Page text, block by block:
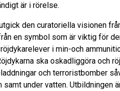
är i rörelse.
den curatoriella visionen
en symbol som är viktig för
i min-och
ska oskadliggöra och
och terroristbomber
samt under vatten. Utbildningen